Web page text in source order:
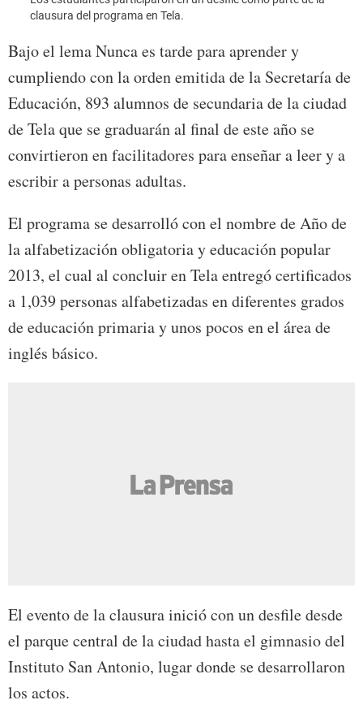
clausura del programa en Tela.
Bajo el lema Nunca es tarde para aprender y
cumpliendo con la orden emitida de la Secretaría de
Educación, 893 alumnos de secundaria de la ciudad
de Tela que se graduarán al final de este año se
convirtieron en facilitadores para enseñar a leer y a
escribir a personas adultas.
El programa se desarrolló con el nombre de Año de
la alfabetización obligatoria y educación popular
2013, el cual al concluir en Tela entregó certificados
a 1,039 personas alfabetizadas en diferentes grados
de educación primaria y unos pocos en el área de
inglés básico.
El evento de la clausura inició con un desfile desde
el parque central de la ciudad hasta el gimnasio del
Instituto San Antonio, lugar donde se desarrollaron
los actos.